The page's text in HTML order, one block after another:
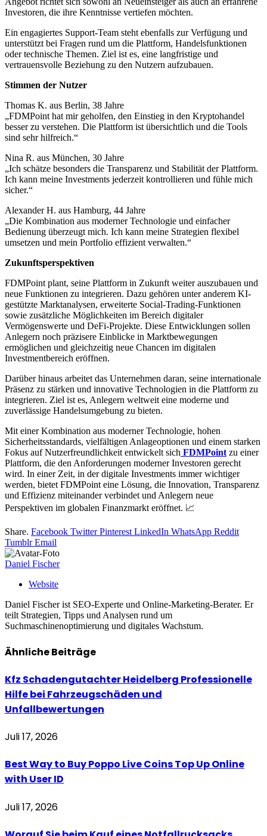
Investoren, die ihre Kenntnisse vertiefen möchten.
Ein engagiertes Support-Team steht ebenfalls zur Verfügung und
unterstützt bei Fragen rund um die Plattform, Handelsfunktionen
oder technische Themen. Ziel ist es, eine langfristige und
vertrauensvolle Beziehung zu den Nutzern aufzubauen.
Stimmen der Nutzer
Thomas K. aus Berlin, 38 Jahre
„FDMPoint hat mir geholfen, den Einstieg in den Kryptohandel
besser zu verstehen. Die Plattform ist übersichtlich und die Tools
sind sehr hilfreich.“
Nina R. aus München, 30 Jahre
„Ich schätze besonders die Transparenz und Stabilität der Plattform.
Ich kann meine Investments jederzeit kontrollieren und fühle mich
sicher.“
Alexander H. aus Hamburg, 44 Jahre
„Die Kombination aus moderner Technologie und einfacher
Bedienung überzeugt mich. Ich kann meine Strategien flexibel
umsetzen und mein Portfolio effizient verwalten.“
Zukunftsperspektiven
FDMPoint plant, seine Plattform in Zukunft weiter auszubauen und
neue Funktionen zu integrieren. Dazu gehören unter anderem KI-
gestützte Marktanalysen, erweiterte Social-Trading-Funktionen
sowie zusätzliche Möglichkeiten im Bereich digitaler
Vermögenswerte und DeFi-Projekte. Diese Entwicklungen sollen
Anlegern noch präzisere Einblicke in Marktbewegungen
ermöglichen und gleichzeitig neue Chancen im digitalen
Investmentbereich eröffnen.
Darüber hinaus arbeitet das Unternehmen daran, seine internationale
Präsenz zu stärken und innovative Technologien in die Plattform zu
integrieren. Ziel ist es, Anlegern weltweit eine moderne und
zuverlässige Handelsumgebung zu bieten.
Mit einer Kombination aus moderner Technologie, hohen
Sicherheitsstandards, vielfältigen Anlageoptionen und einem starken
Fokus auf Nutzerfreundlichkeit entwickelt sich FDMPoint zu einer
Plattform, die den Anforderungen moderner Investoren gerecht
wird. In einer Zeit, in der digitale Investments immer wichtiger
werden, bietet FDMPoint eine Lösung, die Innovation, Transparenz
und Effizienz miteinander verbindet und Anlegern neue
Perspektiven im globalen Finanzmarkt eröffnet. 📈
Share. Facebook Twitter Pinterest LinkedIn WhatsApp Reddit
Tumblr Email
Daniel Fischer
Website
Daniel Fischer ist SEO-Experte und Online-Marketing-Berater. Er
teilt Strategien, Tipps und Analysen rund um
Suchmaschinenoptimierung und digitales Wachstum.
ÄhnlicheBeiträge
Kfz Schadengutachter Heidelberg Professionelle
Hilfe bei Fahrzeugschäden und
Unfallbewertungen
Juli 17, 2026
Best Way to Buy Poppo Live Coins Top Up Online
with User ID
Juli 17, 2026